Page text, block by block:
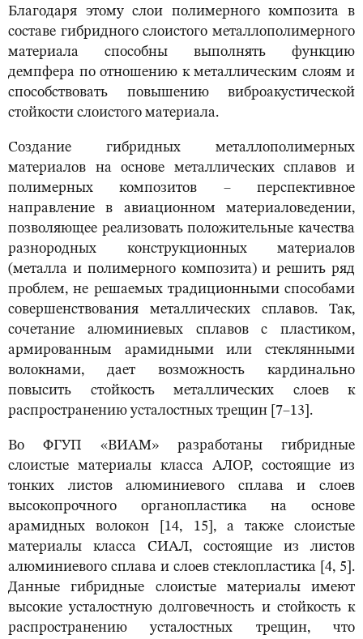
Благодаря этому слои полимерного композита в
составе гибридного слоистого металлополимерного
материала способны выполнять функцию
демпфера по отношению к металлическим слоям и
способствовать повышению виброакустической
стойкости слоистого материала.
Создание гибридных металлополимерных
материалов на основе металлических сплавов и
полимерных композитов – перспективное
направление в авиационном материаловедении,
позволяющее реализовать положительные качества
разнородных конструкционных материалов
(металла и полимерного композита) и решить ряд
проблем, не решаемых традиционными способами
совершенствования металлических сплавов. Так,
сочетание алюминиевых сплавов с пластиком,
армированным арамидными или стеклянными
волокнами, дает возможность кардинально
повысить стойкость металлических слоев к
распространению усталостных трещин [7–13].
Во ФГУП «ВИАМ» разработаны гибридные
слоистые материалы класса АЛОР, состоящие из
тонких листов алюминиевого сплава и слоев
высокопрочного органопластика на основе
арамидных волокон [14, 15], а также слоистые
материалы класса СИАЛ, состоящие из листов
алюминиевого сплава и слоев стеклопластика [4, 5].
Данные гибридные слоистые материалы имеют
высокие усталостную долговечность и стойкость к
распространению усталостных трещин, что